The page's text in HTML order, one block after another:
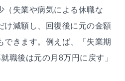
（失業や病気による休職な
け減額し、回復後に元の金額
できます。例えば、「失業期
職後は元の月8万円に戻す」